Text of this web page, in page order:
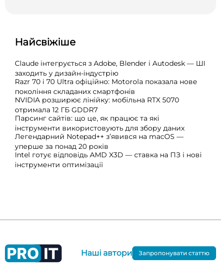
Найсвіжіше
Claude інтегрується з Adobe, Blender і Autodesk — ШІ
заходить у дизайн-індустрію
Razr 70 і 70 Ultra офіційно: Motorola показала нове
покоління складаних смартфонів
NVIDIA розширює лінійку: мобільна RTX 5070
отримала 12 ГБ GDDR7
Парсинг сайтів: що це, як працює та які
інструменти використовують для збору даних
Легендарний Notepad++ з’явився на macOS —
уперше за понад 20 років
Intel готує відповідь AMD X3D — ставка на ПЗ і нові
інструменти оптимізації
Наші автори Запропонувати статтю